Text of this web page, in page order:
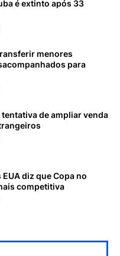
é extinto após 33
menores
para
de ampliar venda
diz que Copa no
competitiva